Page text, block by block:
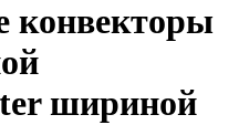
конвекторы
шириной